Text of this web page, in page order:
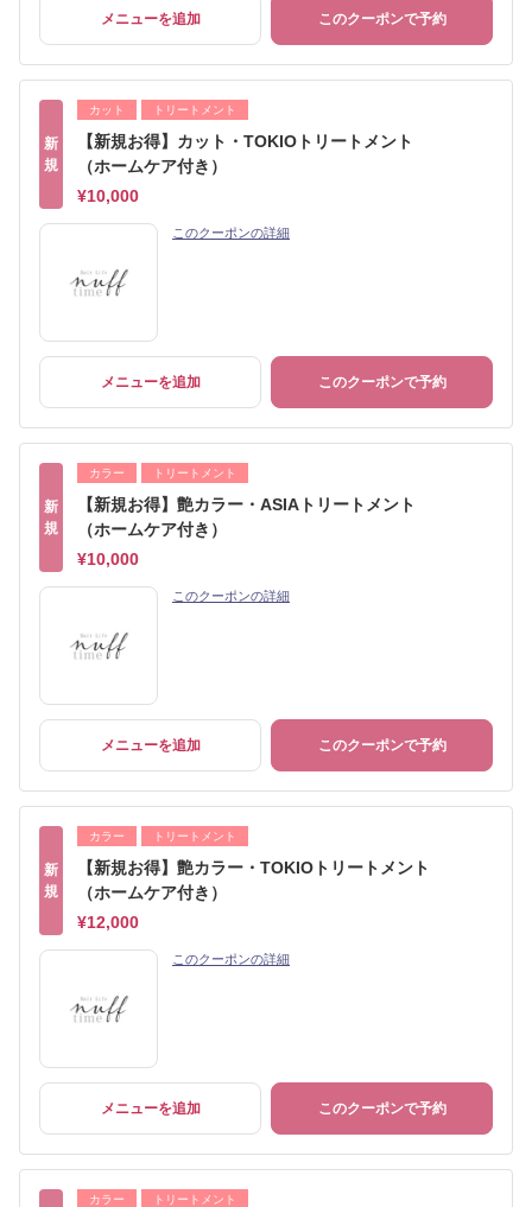
メニューを追加 このクーポンで予約
新
規
カット トリートメント
【新規お得】カット・TOKIOトリートメント
（ホームケア付き）
¥10,000
このクーポンの詳細
メニューを追加 このクーポンで予約
新
規
カラー トリートメント
【新規お得】艶カラー・ASIAトリートメント
（ホームケア付き）
¥10,000
このクーポンの詳細
メニューを追加 このクーポンで予約
新
規
カラー トリートメント
【新規お得】艶カラー・TOKIOトリートメント
（ホームケア付き）
¥12,000
このクーポンの詳細
メニューを追加 このクーポンで予約
カラー トリートメント